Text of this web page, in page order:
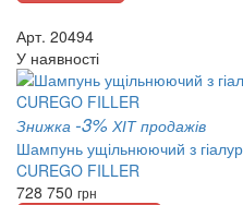
Арт. 20494
У наявності
Знижка -3% ХІТ продажів
Шампунь ущільнюючий з
CUREGO FILLER
728 750 грн